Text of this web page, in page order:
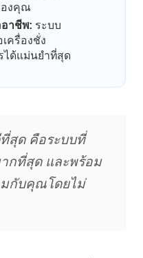
องคุณ
าชีพ: ระบบ
ครื่องชั่ง
ได้แม่นยำที่สุด
สุด คือระบบที่
กที่สุด และพร้อม
กับคุณโดยไม่